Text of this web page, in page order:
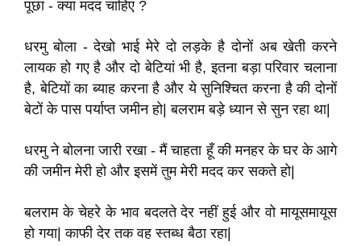
पूछा - क्या मदद चाहिए ?
धरमु बोला - देखो भाई मेरे दो लड़के है दोनों अब खेती करने
लायक हो गए है और दो बेटियां भी है,इतना बड़ा परिवार चलाना
है, बेटियों का ब्याह करना है और ये सुनिश्चित करना है की दोनों
बेटों के पास पर्याप्त जमीन हो|बलराम बड़े ध्यान से सुन रहा था|
धरमु ने बोलना जारी रखा - मैं चाहता हूँ की मनहर के घर के आगे
की जमीन मेरी हो और इसमें तुम मेरी मदद कर सकते हो|
बलराम के चेहरे के भाव बदलते देर नहीं हुई और वो मायूसमायूस
हो गया|काफी देर तक वह स्तब्ध बैठा रहा|